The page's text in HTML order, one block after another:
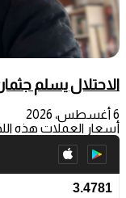
الاحتلال يسلم
6 أغسطس، 2026
أسعار العملات هذه